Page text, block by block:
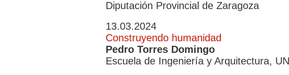
Diputación Provincial de Zaragoza
13.03.2024
Construyendo humanidad
Pedro Torres Domingo
Escuela de Ingeniería y Arquitectura,